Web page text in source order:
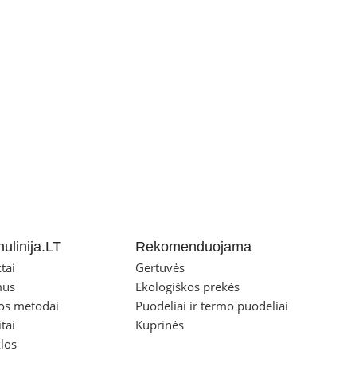
metodai
Rekomenduojama
Gertuvės
Ekologiškos prekės
Puodeliai ir termo puodeliai
Kuprinės